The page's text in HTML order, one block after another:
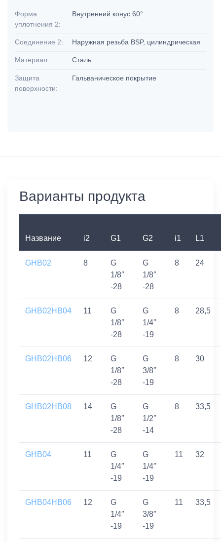
Форма
уплотнения 2:
Внутренний конус 60°
Соединение 2: Наружная резьба BSP, цилиндрическая
Материал: Сталь
Защита
поверхности:
Гальваническое покрытие
Варианты продукта
Название i2 G1 G2 i1 L1
GHB02 8
G
1/8″
-28
G
1/8″
-28
8 24
GHB02HB04 11
G
1/8″
-28
G
1/4″
-19
8 28,5
GHB02HB06 12
G
1/8″
-28
G
3/8″
-19
8 30
GHB02HB08 14
G
1/8″
-28
G
1/2″
-14
8 33,5
GHB04 11
G
1/4″
-19
G
1/4″
-19
11 32
GHB04HB06 12
G
1/4″
-19
G
3/8″
-19
11 33,5